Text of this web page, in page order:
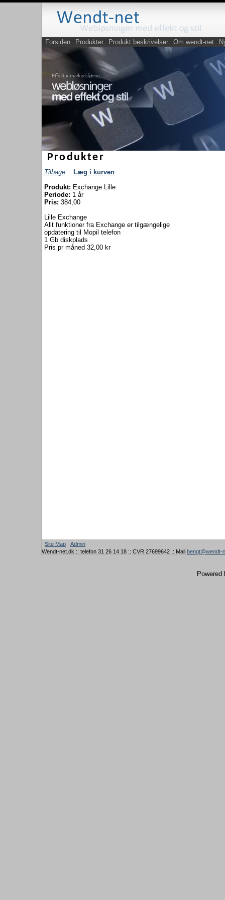
Forsiden Produkter Produkt beskrivelser Om wendt-net
Produkter
Tilbage
Læg i kurven
Produkt: Exchange Lille
Periode: 1 år
Pris: 384,00
Lille Exchange
Allt funktioner fra Exchange er tilgængelige
opdatering til Mopil telefon
1 Gb diskplads
Pris pr måned 32,00 kr
Site Map
Admin
Wendt-net.dk :: telefon 31 26 14 18 :: CVR 27699642 :: Mail bengt@wendt-